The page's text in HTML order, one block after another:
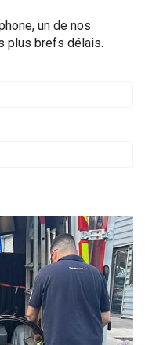
un de nos
plus brefs délais.